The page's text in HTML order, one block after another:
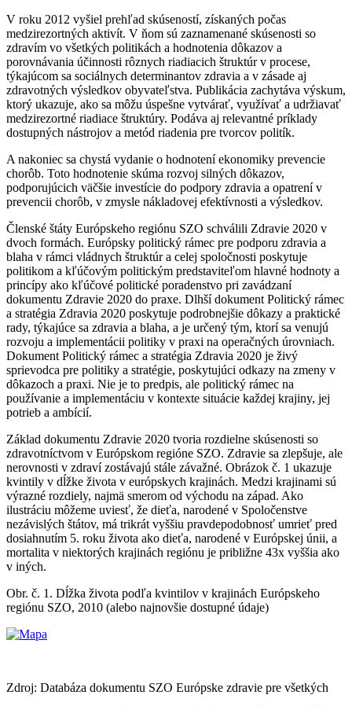
V roku 2012 vyšiel prehľad skúseností, získaných počas
medzirezortných aktivít. V ňom sú zaznamenané skúsenosti so
zdravím vo všetkých politikách a hodnotenia dôkazov a
porovnávania účinnosti rôznych riadiacich štruktúr v procese,
týkajúcom sa sociálnych determinantov zdravia a v zásade aj
zdravotných výsledkov obyvateľstva. Publikácia zachytáva výskum,
ktorý ukazuje, ako sa môžu úspešne vytvárať, využívať a udržiavať
medzirezortné riadiace štruktúry. Podáva aj relevantné príklady
dostupných nástrojov a metód riadenia pre tvorcov politík.
A nakoniec sa chystá vydanie o hodnotení ekonomiky prevencie
chorôb. Toto hodnotenie skúma rozvoj silných dôkazov,
podporujúcich väčšie investície do podpory zdravia a opatrení v
prevencii chorôb, v zmysle nákladovej efektívnosti a výsledkov.
Členské štáty Európskeho regiónu SZO schválili Zdravie 2020 v
dvoch formách. Európsky politický rámec pre podporu zdravia a
blaha v rámci vládnych štruktúr a celej spoločnosti poskytuje
politikom a kľúčovým politickým predstaviteľom hlavné hodnoty a
princípy ako kľúčové politické poradenstvo pri zavádzaní
dokumentu Zdravie 2020 do praxe. Dlhší dokument Politický rámec
a stratégia Zdravia 2020 poskytuje podrobnejšie dôkazy a praktické
rady, týkajúce sa zdravia a blaha, a je určený tým, ktorí sa venujú
rozvoju a implementácii politiky v praxi na operačných úrovniach.
Dokument Politický rámec a stratégia Zdravia 2020 je živý
sprievodca pre politiky a stratégie, poskytujúci odkazy na zmeny v
dôkazoch a praxi. Nie je to predpis, ale politický rámec na
používanie a implementáciu v kontexte situácie každej krajiny, jej
potrieb a ambícií.
Základ dokumentu Zdravie 2020 tvoria rozdielne skúsenosti so
zdravotníctvom v Európskom regióne SZO. Zdravie sa zlepšuje, ale
nerovnosti v zdraví zostávajú stále závažné. Obrázok č. 1 ukazuje
kvintily v dĺžke života v európskych krajinách. Medzi krajinami sú
výrazné rozdiely, najmä smerom od východu na západ. Ako
ilustráciu môžeme uviesť, že dieťa, narodené v Spoločenstve
nezávislých štátov, má trikrát vyššiu pravdepodobnosť umrieť pred
dosiahnutím 5. roku života ako dieťa, narodené v Európskej únii, a
mortalita v niektorých krajinách regiónu je približne 43x vyššia ako
v iných.
Obr. č. 1. Dĺžka života podľa kvintilov v krajinách Európskeho
regiónu SZO, 2010 (alebo najnovšie dostupné údaje)
Zdroj: Databáza dokumentu SZO Európske zdravie pre všetkých